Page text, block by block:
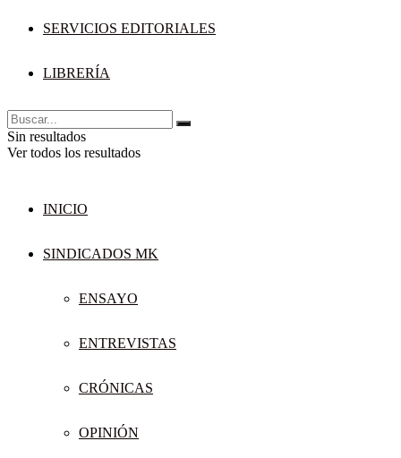
SERVICIOS EDITORIALES
LIBRERÍA
Sin resultados
Ver todos los resultados
INICIO
SINDICADOS MK
ENSAYO
ENTREVISTAS
CRÓNICAS
OPINIÓN